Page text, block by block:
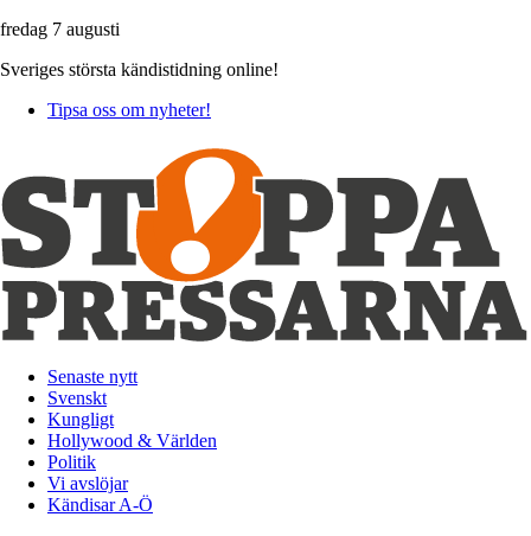
fredag 7 augusti
Sveriges största kändistidning online!
Tipsa oss om nyheter!
Senaste nytt
Svenskt
Kungligt
Hollywood & Världen
Politik
Vi avslöjar
Kändisar A-Ö